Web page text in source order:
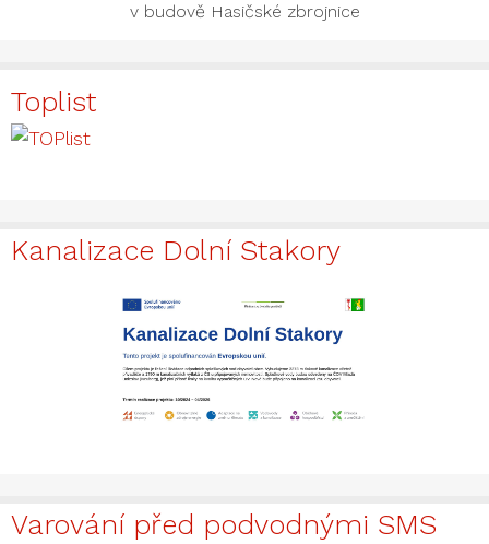
v budově Hasičské zbrojnice
Toplist
Kanalizace Dolní Stakory
Varování před podvodnými SMS